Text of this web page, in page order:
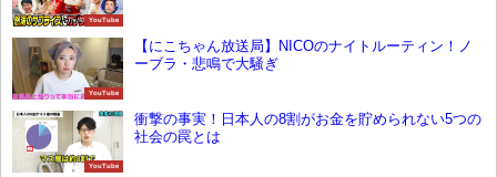
YouTube
YouTube
【にこちゃん放送局】NICOのナイトルーティン！ノ
ーブラ・悲鳴で大騒ぎ
YouTube
衝撃の事実！日本人の8割がお金を貯められない5つの
社会の罠とは